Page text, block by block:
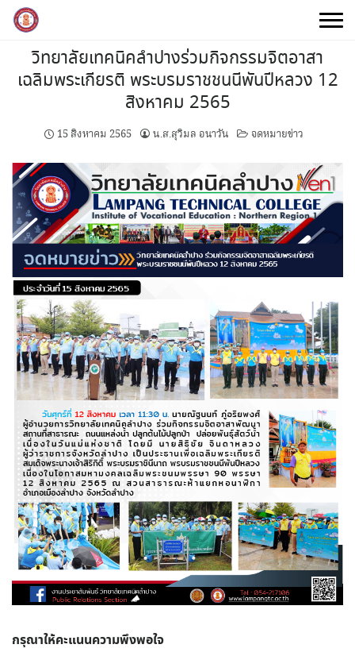
Skip
contentวิทยาลัยเทคนิคลำปางร่วมกิจกรรมจิตอาสา
เฉลิมพระเกียรติ พระบรมราชชนนีพันปีหลวง 12
สิงหาคม 2565
15 สิงหาคม 2565 น.ส.สุวิมล อนาวัน จดหมายข่าว
กรุณาให้คะแนนความพึงพอใจ